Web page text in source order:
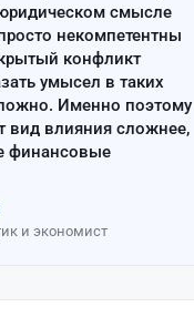
смысле
некомпетентны
конфликт
умысел в таких
Именно поэтому
вид влияния сложнее,
финансовые
и экономист